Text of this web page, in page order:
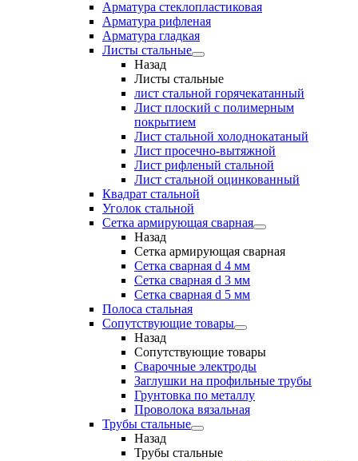
Арматура стеклопластиковая
Арматура рифленая
Арматура гладкая
Листы стальные
Назад
Листы стальные
лист стальной горячекатанный
Лист плоский с полимерным
покрытием
Лист стальной холоднокатаный
Лист просечно-вытяжной
Лист рифленый стальной
Лист стальной оцинкованный
Квадрат стальной
Уголок стальной
Сетка армирующая сварная
Назад
Сетка армирующая сварная
Сетка сварная d 4 мм
Сетка сварная d 3 мм
Сетка сварная d 5 мм
Полоса стальная
Сопутствующие товары
Назад
Сопутствующие товары
Сварочные электроды
Заглушки на профильные трубы
Грунтовка по металлу
Проволока вязальная
Трубы стальные
Назад
Трубы стальные